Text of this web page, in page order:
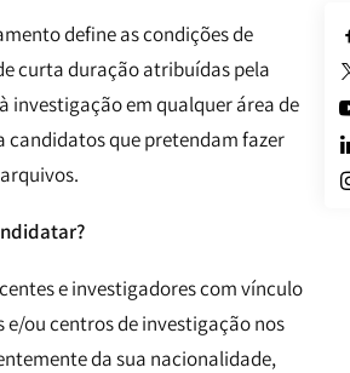
define as condições de
curta duração atribuídas pela
investigação em qualquer área de
candidatos que pretendam fazer
e investigadores com vínculo
e/ou centros de investigação nos
da sua nacionalidade,